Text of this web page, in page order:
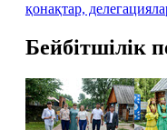
қонақтар,
Бейбітшілік